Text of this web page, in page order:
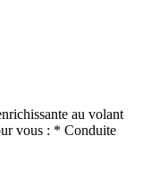
au volant
vous : * Conduite